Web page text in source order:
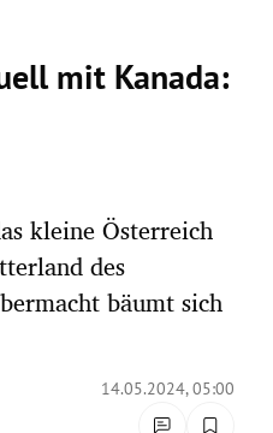
mit Kanada:
kleine Österreich
des
bäumt sich
14.05.2024, 05:00